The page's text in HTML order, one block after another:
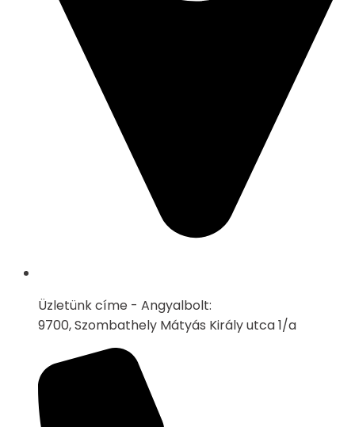
Üzletünk címe - Angyalbolt:
9700, Szombathely Mátyás Király utca 1/a